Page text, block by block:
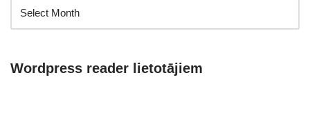
Wordpress reader lietotājiem